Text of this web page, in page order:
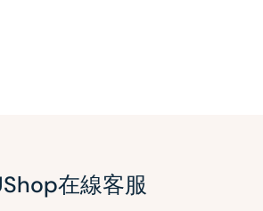
在線客服